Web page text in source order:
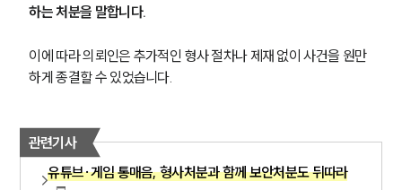
하는 처분을 말합니다.
이에 따라 의뢰인은 추가적인 형사 절차나 제재 없이 사건을 원만
하게 종결할 수 있었습니다.
관련기사
유튜브·게임 통매음, 형사처분과 함께 보안처분도 뒤따라